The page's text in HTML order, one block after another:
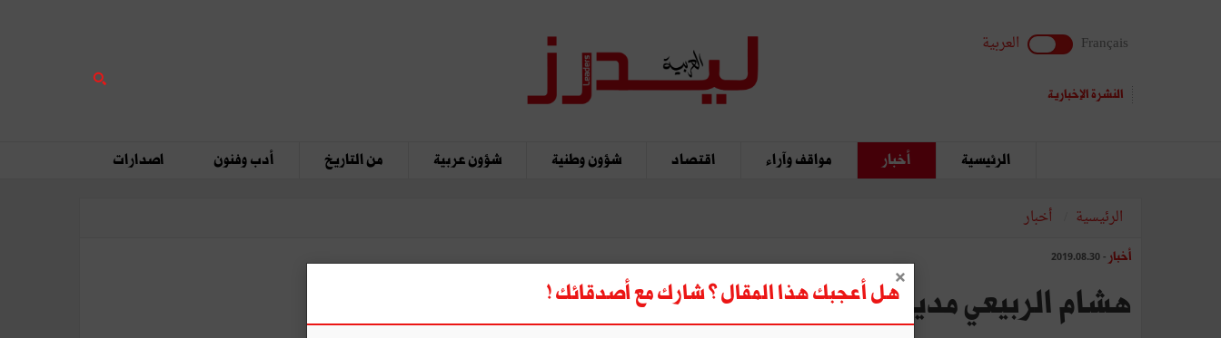
Français العربية
النشرة الإخبارية
الرئيسية أخبار مواقف وآراء اقتصاد شؤون وطنية شؤون عربية من التاريخ أدب وفنون اصدارات
الرئيسية أخبار
أخبار - 2019.08.30
هشام الربيعي مديرا عاما لـ BH Bankهل أعجبك هذا المقال ؟ شارك مع أصدقائك !